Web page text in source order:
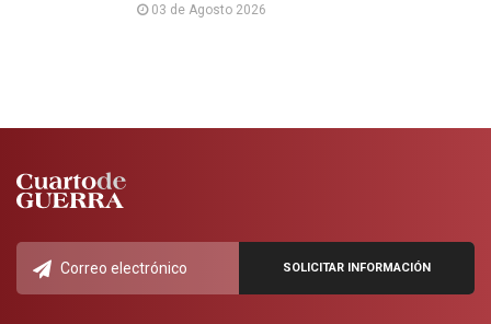
03 de Agosto 2026